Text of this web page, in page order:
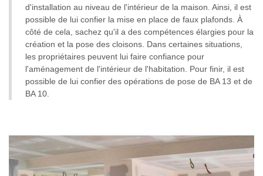
d'installation au niveau de l'intérieur de la maison. Ainsi, il est
possible de lui confier la mise en place de faux plafonds. À
côté de cela, sachez qu'il a des compétences élargies pour la
création et la pose des cloisons. Dans certaines situations,
les propriétaires peuvent lui faire confiance pour
l'aménagement de l'intérieur de l'habitation. Pour finir, il est
possible de lui confier des opérations de pose de BA 13 et de
BA 10.